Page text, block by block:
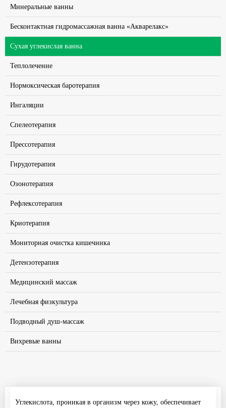
Минеральные ванны
Бесконтактная гидромассажная ванна «Акварелакс»
Сухая углекислая ванна
Теплолечение
Нормоксическая баротерапия
Ингаляции
Спелеотерапия
Прессотерапия
Гирудотерапия
Озонотерапия
Рефлексотерапия
Криотерапия
Мониторная очистка кишечника
Детензотерапия
Медицинский массаж
Лечебная физкультура
Подводный душ-массаж
Вихревые ванны
Углекислота, проникая в организм через кожу, обеспечивает